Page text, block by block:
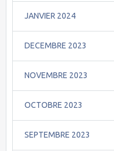
JANVIER 2024
DECEMBRE 2023
NOVEMBRE 2023
OCTOBRE 2023
SEPTEMBRE 2023